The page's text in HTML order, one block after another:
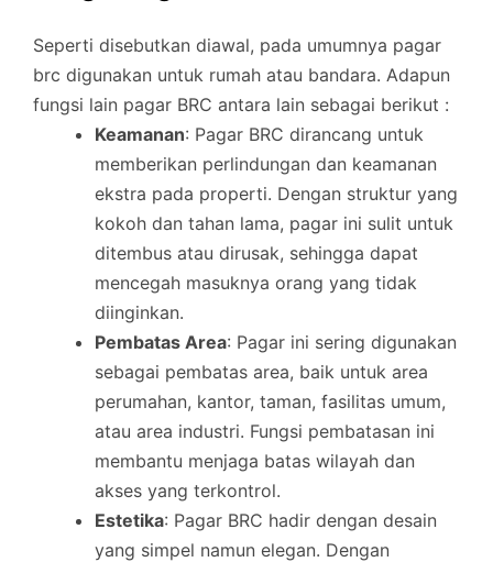
Seperti disebutkan diawal, pada umumnya pagar
brc digunakan untuk rumah atau bandara. Adapun
fungsi lain pagar BRC antara lain sebagai berikut :
Keamanan: Pagar BRC dirancang untuk
memberikan perlindungan dan keamanan
ekstra pada properti. Dengan struktur yang
kokoh dan tahan lama, pagar ini sulit untuk
ditembus atau dirusak, sehingga dapat
mencegah masuknya orang yang tidak
diinginkan.
Pembatas Area: Pagar ini sering digunakan
sebagai pembatas area, baik untuk area
perumahan, kantor, taman, fasilitas umum,
atau area industri. Fungsi pembatasan ini
membantu menjaga batas wilayah dan
akses yang terkontrol.
Estetika: Pagar BRC hadir dengan desain
yang simpel namun elegan. Dengan